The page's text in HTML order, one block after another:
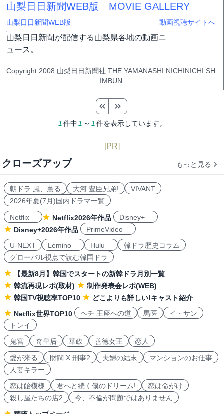
山梨日日新聞WEB版 MOVIE GALLERY
山梨日日新聞WEB版 動画視聴サイトへ
山梨日日新聞が配信する山梨県各地の動画ニ
ュース。
Copyright 2008 山梨日日新聞社 THE YAMANASHI NICHINICHI SH
IMBUN
1 件中 1 ～ 1 件を表示しています。
[PR]
クローズアップ もっと見る
朝ドラ:風、薫る 大河:豊臣兄弟!
VIVANT
2026年夏(7月)国内ドラマ一覧
Netflix
Netflix2026年作品
Disney+
Disney+2026年作品
PrimeVideo
U-NEXT
Lemino Hulu
韓ドラ歴史コラム
グローバル視点で読む韓国ドラ
【最新8月】韓国でスタートの新韓ドラ月別一覧
韓流再現レポ(取材)
制作発表会レポ(WEB)
韓国TV視聴率TOP10
どこよりも詳しい!キャスト紹介
Netflix世界TOP10
ヘチ 王座への道 馬医
イ・サン
トンイ
鬼宮
奇皇后 華政 善徳女王 恋人
愛が来る 財閥 X 刑事2 夫婦の結末
マンションのお仕事
人妻キラー
恋は飴模様
君へと続く僕のドリーム!
恋は命がけ
殺し屋たちの店2
今、不倫が問題ではありません